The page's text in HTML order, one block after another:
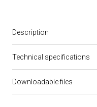
Description
Technical specifications
Downloadable files